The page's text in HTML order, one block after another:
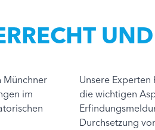
Münchner
im
Unsere
die wichtigen
Durchsetzung